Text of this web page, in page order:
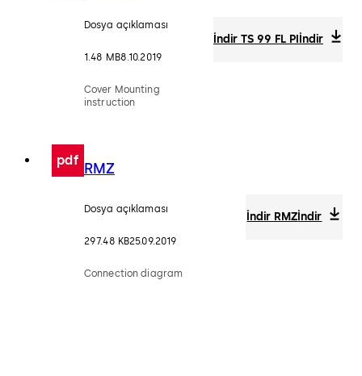
Dosya açıklaması
1.48 MB8.10.2019
Cover Mounting
instruction
İndir TS 99 FL PIİndir
pdf RMZ
Dosya açıklaması
297.48 KB25.09.2019
Connection diagram
İndir RMZİndir